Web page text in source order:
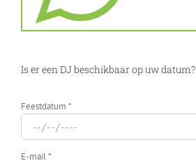
Is er een DJ beschikbaar op uw datum?
Feestdatum *
E-mail *